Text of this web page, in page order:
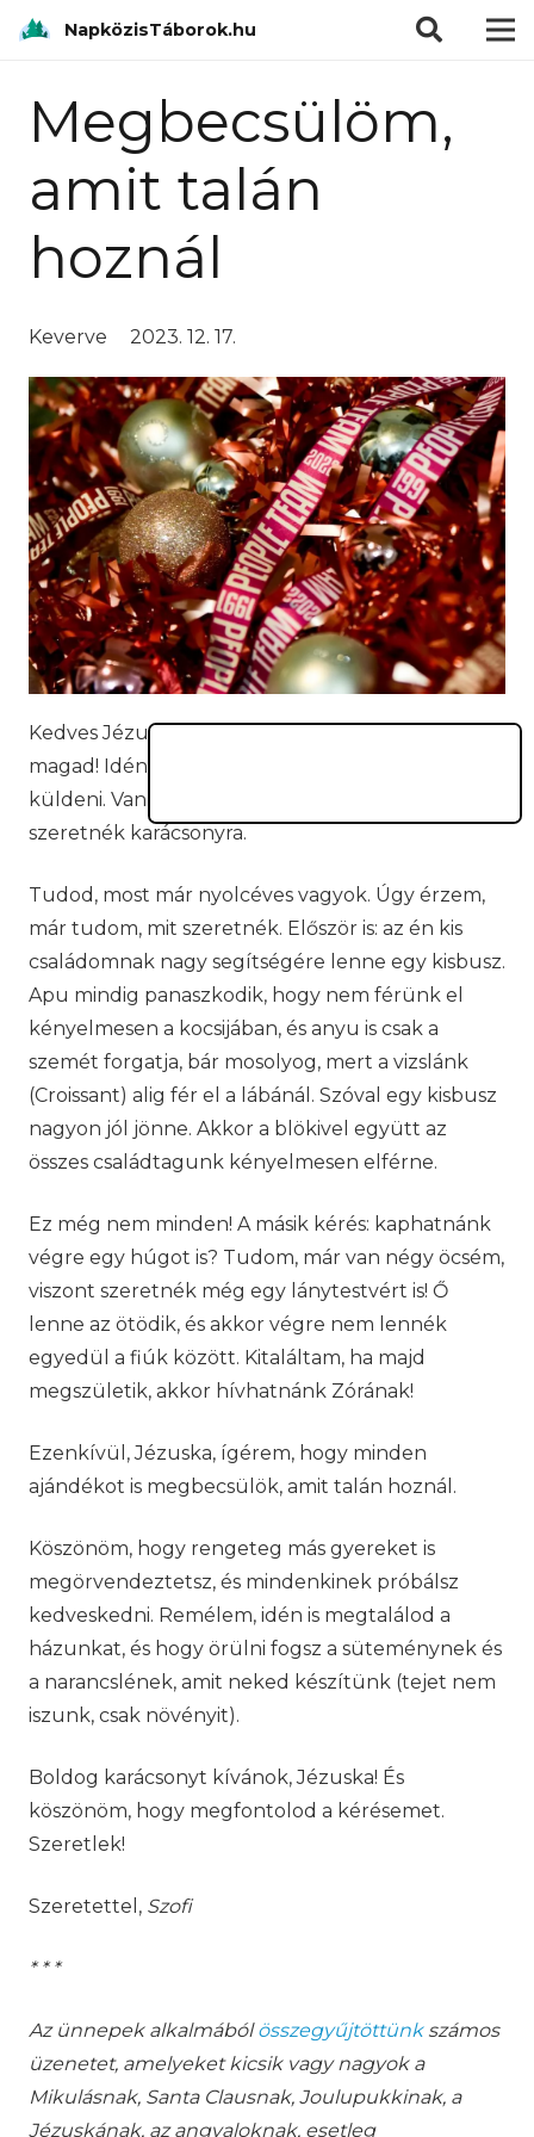
NapközisTáborok.hu
Megbecsülöm,
amit talán
hoznál
Keverve 2023. 12. 17.
Kedves Jézuska! Remélem, te is remekül érzed
magad! Idén szeretnék neked egy kérvényt
küldeni. Van egy-két dolog, amit igazán, de igazán
szeretnék karácsonyra.
Tudod, most már nyolcéves vagyok. Úgy érzem,
már tudom, mit szeretnék. Először is: az én kis
családomnak nagy segítségére lenne egy kisbusz.
Apu mindig panaszkodik, hogy nem férünk el
kényelmesen a kocsijában, és anyu is csak a
szemét forgatja, bár mosolyog, mert a vizslánk
(Croissant) alig fér el a lábánál. Szóval egy kisbusz
nagyon jól jönne. Akkor a blökivel együtt az
összes családtagunk kényelmesen elférne.
Ez még nem minden! A másik kérés: kaphatnánk
végre egy húgot is? Tudom, már van négy öcsém,
viszont szeretnék még egy lánytestvért is! Ő
lenne az ötödik, és akkor végre nem lennék
egyedül a fiúk között. Kitaláltam, ha majd
megszületik, akkor hívhatnánk Zórának!
Ezenkívül, Jézuska, ígérem, hogy minden
ajándékot is megbecsülök, amit talán hoznál.
Köszönöm, hogy rengeteg más gyereket is
megörvendeztetsz, és mindenkinek próbálsz
kedveskedni. Remélem, idén is megtalálod a
házunkat, és hogy örülni fogsz a süteménynek és
a narancslének, amit neked készítünk (tejet nem
iszunk, csak növényit).
Boldog karácsonyt kívánok, Jézuska! És
köszönöm, hogy megfontolod a kérésemet.
Szeretlek!
Szeretettel, Szofi
* * *
Az ünnepek alkalmábólösszegyűjtöttünkszámos
üzenetet, amelyeket kicsik vagy nagyok a
Mikulásnak, Santa Clausnak, Joulupukkinak, a
Jézuskának, az angyaloknak, esetleg